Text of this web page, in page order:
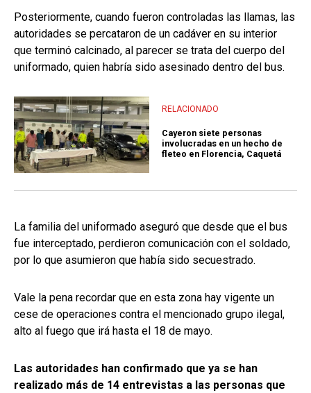
Posteriormente, cuando fueron controladas las llamas, las
autoridades se percataron de un cadáver en su interior
que terminó calcinado, al parecer se trata del cuerpo del
uniformado, quien habría sido asesinado dentro del bus.
RELACIONADO
Cayeron siete personas
involucradas en un hecho de
fleteo en Florencia, Caquetá
La familia del uniformado aseguró que desde que el bus
fue interceptado, perdieron comunicación con el soldado,
por lo que asumieron que había sido secuestrado.
Vale la pena recordar que en esta zona hay vigente un
cese de operaciones contra el mencionado grupo ilegal,
alto al fuego que irá hasta el 18 de mayo.
Las autoridades han confirmado que ya se han
realizado más de 14 entrevistas a las personas que